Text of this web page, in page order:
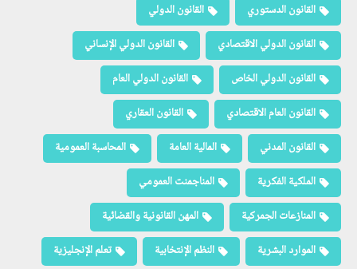
القانون الدستوري
القانون الدولي
القانون الدولي الاقتصادي
القانون الدولي الإنساني
القانون الدولي الخاص
القانون الدولي العام
القانون العام الاقتصادي
القانون العقاري
القانون المدني
المالية العامة
المحاسبة العمومية
الملكية الفكرية
المناجمنت العمومي
المنازعات الجمركية
المهن القانونية والقضائية
الموارد البشرية
النظم الإنتخابية
تعلم الإنجليزية